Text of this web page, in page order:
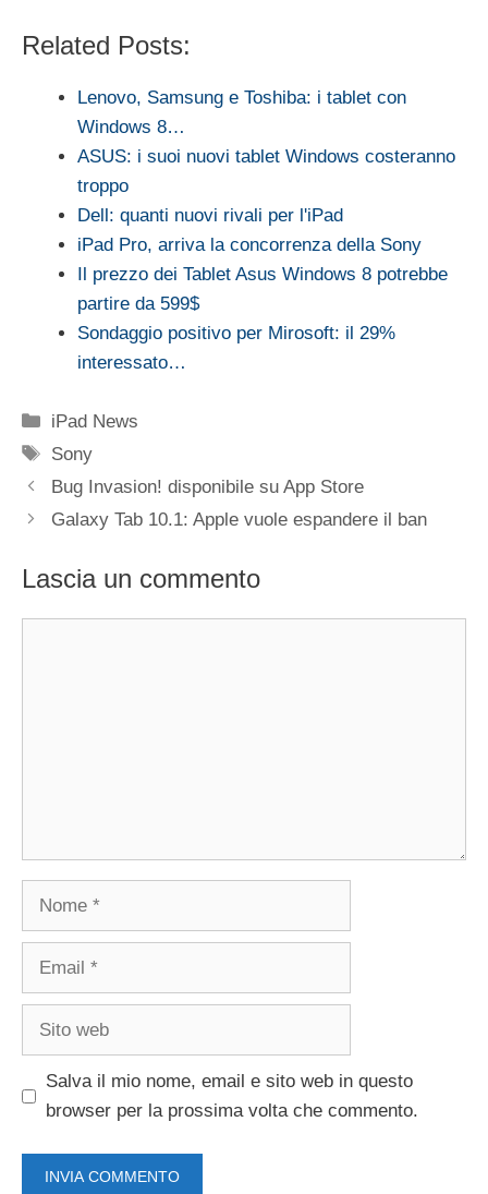
Related Posts:
Lenovo, Samsung e Toshiba: i tablet con
Windows 8…
ASUS: i suoi nuovi tablet Windows costeranno
troppo
Dell: quanti nuovi rivali per l'iPad
iPad Pro, arriva la concorrenza della Sony
Il prezzo dei Tablet Asus Windows 8 potrebbe
partire da 599$
Sondaggio positivo per Mirosoft: il 29%
interessato…
Categorie
iPad News
Tag
Sony
Bug Invasion! disponibile su App Store
Galaxy Tab 10.1: Apple vuole espandere il ban
Lascia un commento
Nome
Email
Sito
Salva il mio nome, email e sito web in questo
browser per la prossima volta che commento.